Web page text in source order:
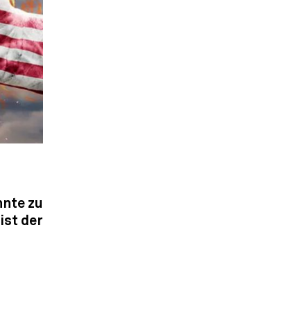
zu
der